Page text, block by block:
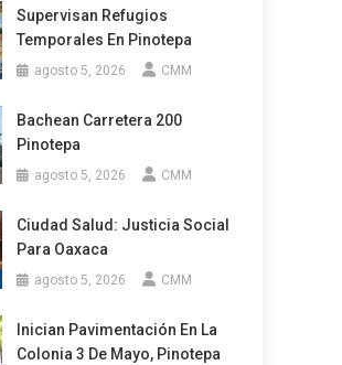
Supervisan Refugios
Temporales En Pinotepa
agosto 5, 2026 CMM
Bachean Carretera 200
Pinotepa
agosto 5, 2026 CMM
Ciudad Salud: Justicia Social
Para Oaxaca
agosto 5, 2026 CMM
Inician Pavimentación En La
Colonia 3 De Mayo, Pinotepa